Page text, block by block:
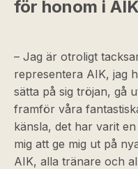
för honom i
– Jag är otroligt
representera AIK, jag
sätta på sig tröjan, gå
framför våra
känsla, det har varit
mig att ge mig ut på
AIK, alla tränare och